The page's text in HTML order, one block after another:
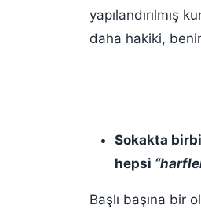
yapılandırılmış
daha hakiki,
Sokakta
hepsi
Başlı başına bir